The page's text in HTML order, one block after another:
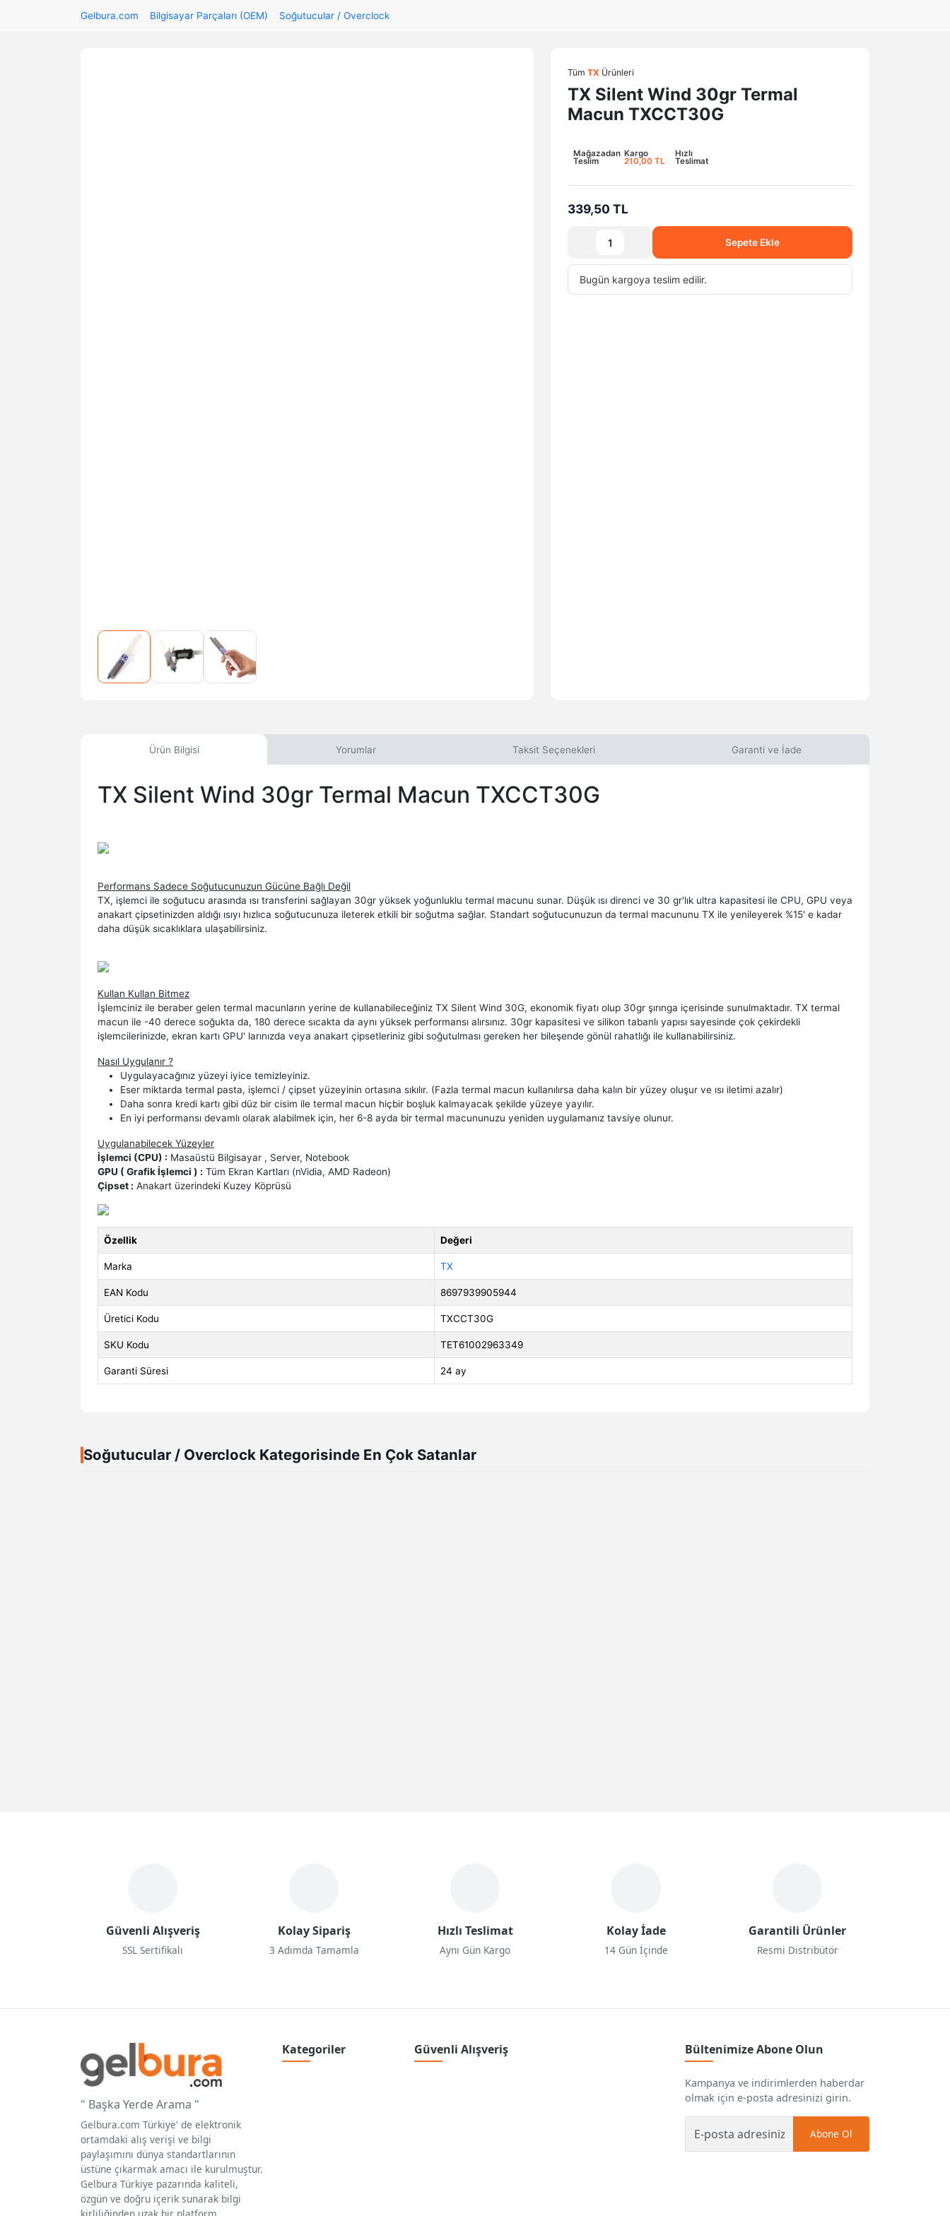
Gelbura.com Bilgisayar Parçaları (OEM) Soğutucular / Overclock
Tüm TX Ürünleri
TX Silent Wind 30gr Termal
Macun TXCCT30G
Mağazadan
Teslim
Kargo
210,00 TL
Hızlı
Teslimat
339,50 TL
Sepete Ekle
Bugün kargoya teslim edilir.
Ürün Bilgisi Yorumlar Taksit Seçenekleri Garanti ve İade
TX Silent Wind 30gr Termal Macun TXCCT30G
Performans Sadece Soğutucunuzun Gücüne Bağlı Değil
TX, işlemci ile soğutucu arasında ısı transferini sağlayan 30gr yüksek yoğunluklu termal macunu sunar. Düşük ısı direnci ve 30 gr'lık ultra kapasitesi ile CPU, GPU veya
anakart çipsetinizden aldığı ısıyı hızlıca soğutucunuza ileterek etkili bir soğutma sağlar. Standart soğutucunuzun da termal macununu TX ile yenileyerek %15' e kadar
daha düşük sıcaklıklara ulaşabilirsiniz.
Kullan Kullan Bitmez
İşlemciniz ile beraber gelen termal macunların yerine de kullanabileceğiniz TX Silent Wind 30G, ekonomik fiyatı olup 30gr şırınga içerisinde sunulmaktadır. TX termal
macun ile -40 derece soğukta da, 180 derece sıcakta da aynı yüksek performansı alırsınız. 30gr kapasitesi ve silikon tabanlı yapısı sayesinde çok çekirdekli
işlemcilerinizde, ekran kartı GPU' larınızda veya anakart çipsetleriniz gibi soğutulması gereken her bileşende gönül rahatlığı ile kullanabilirsiniz.
Nasıl Uygulanır ?
Uygulayacağınız yüzeyi iyice temizleyiniz.
Eser miktarda termal pasta, işlemci / çipset yüzeyinin ortasına sıkılır. (Fazla termal macun kullanılırsa daha kalın bir yüzey oluşur ve ısı iletimi azalır)
Daha sonra kredi kartı gibi düz bir cisim ile termal macun hiçbir boşluk kalmayacak şekilde yüzeye yayılır.
En iyi performansı devamlı olarak alabilmek için, her 6-8 ayda bir termal macununuzu yeniden uygulamanız tavsiye olunur.
Uygulanabilecek Yüzeyler
İşlemci (CPU) : Masaüstü Bilgisayar , Server, Notebook
GPU ( Grafik İşlemci ) : Tüm Ekran Kartları (nVidia, AMD Radeon)
Çipset : Anakart üzerindeki Kuzey Köprüsü
Özellik Değeri
Marka TX
EAN Kodu 8697939905944
Üretici Kodu TXCCT30G
SKU Kodu TET61002963349
Garanti Süresi 24 ay
Soğutucular / Overclock Kategorisinde En Çok Satanlar
Güvenli Alışveriş
SSL Sertifikalı
Kolay Sipariş
3 Adımda Tamamla
Hızlı Teslimat
Aynı Gün Kargo
Kolay İade
14 Gün İçinde
Garantili Ürünler
Resmi Distribütör
" Başka Yerde Arama "
Gelbura.com Türkiye' de elektronik
ortamdaki alış verişi ve bilgi
paylaşımını dünya standartlarının
üstüne çıkarmak amacı ile kurulmuştur.
Gelbura Türkiye pazarında kaliteli,
özgün ve doğru içerik sunarak bilgi
Kategoriler Güvenli Alışveriş Bültenimize Abone Olun
Kampanya ve indirimlerden haberdar
olmak için e-posta adresinizi girin.
Abone Ol